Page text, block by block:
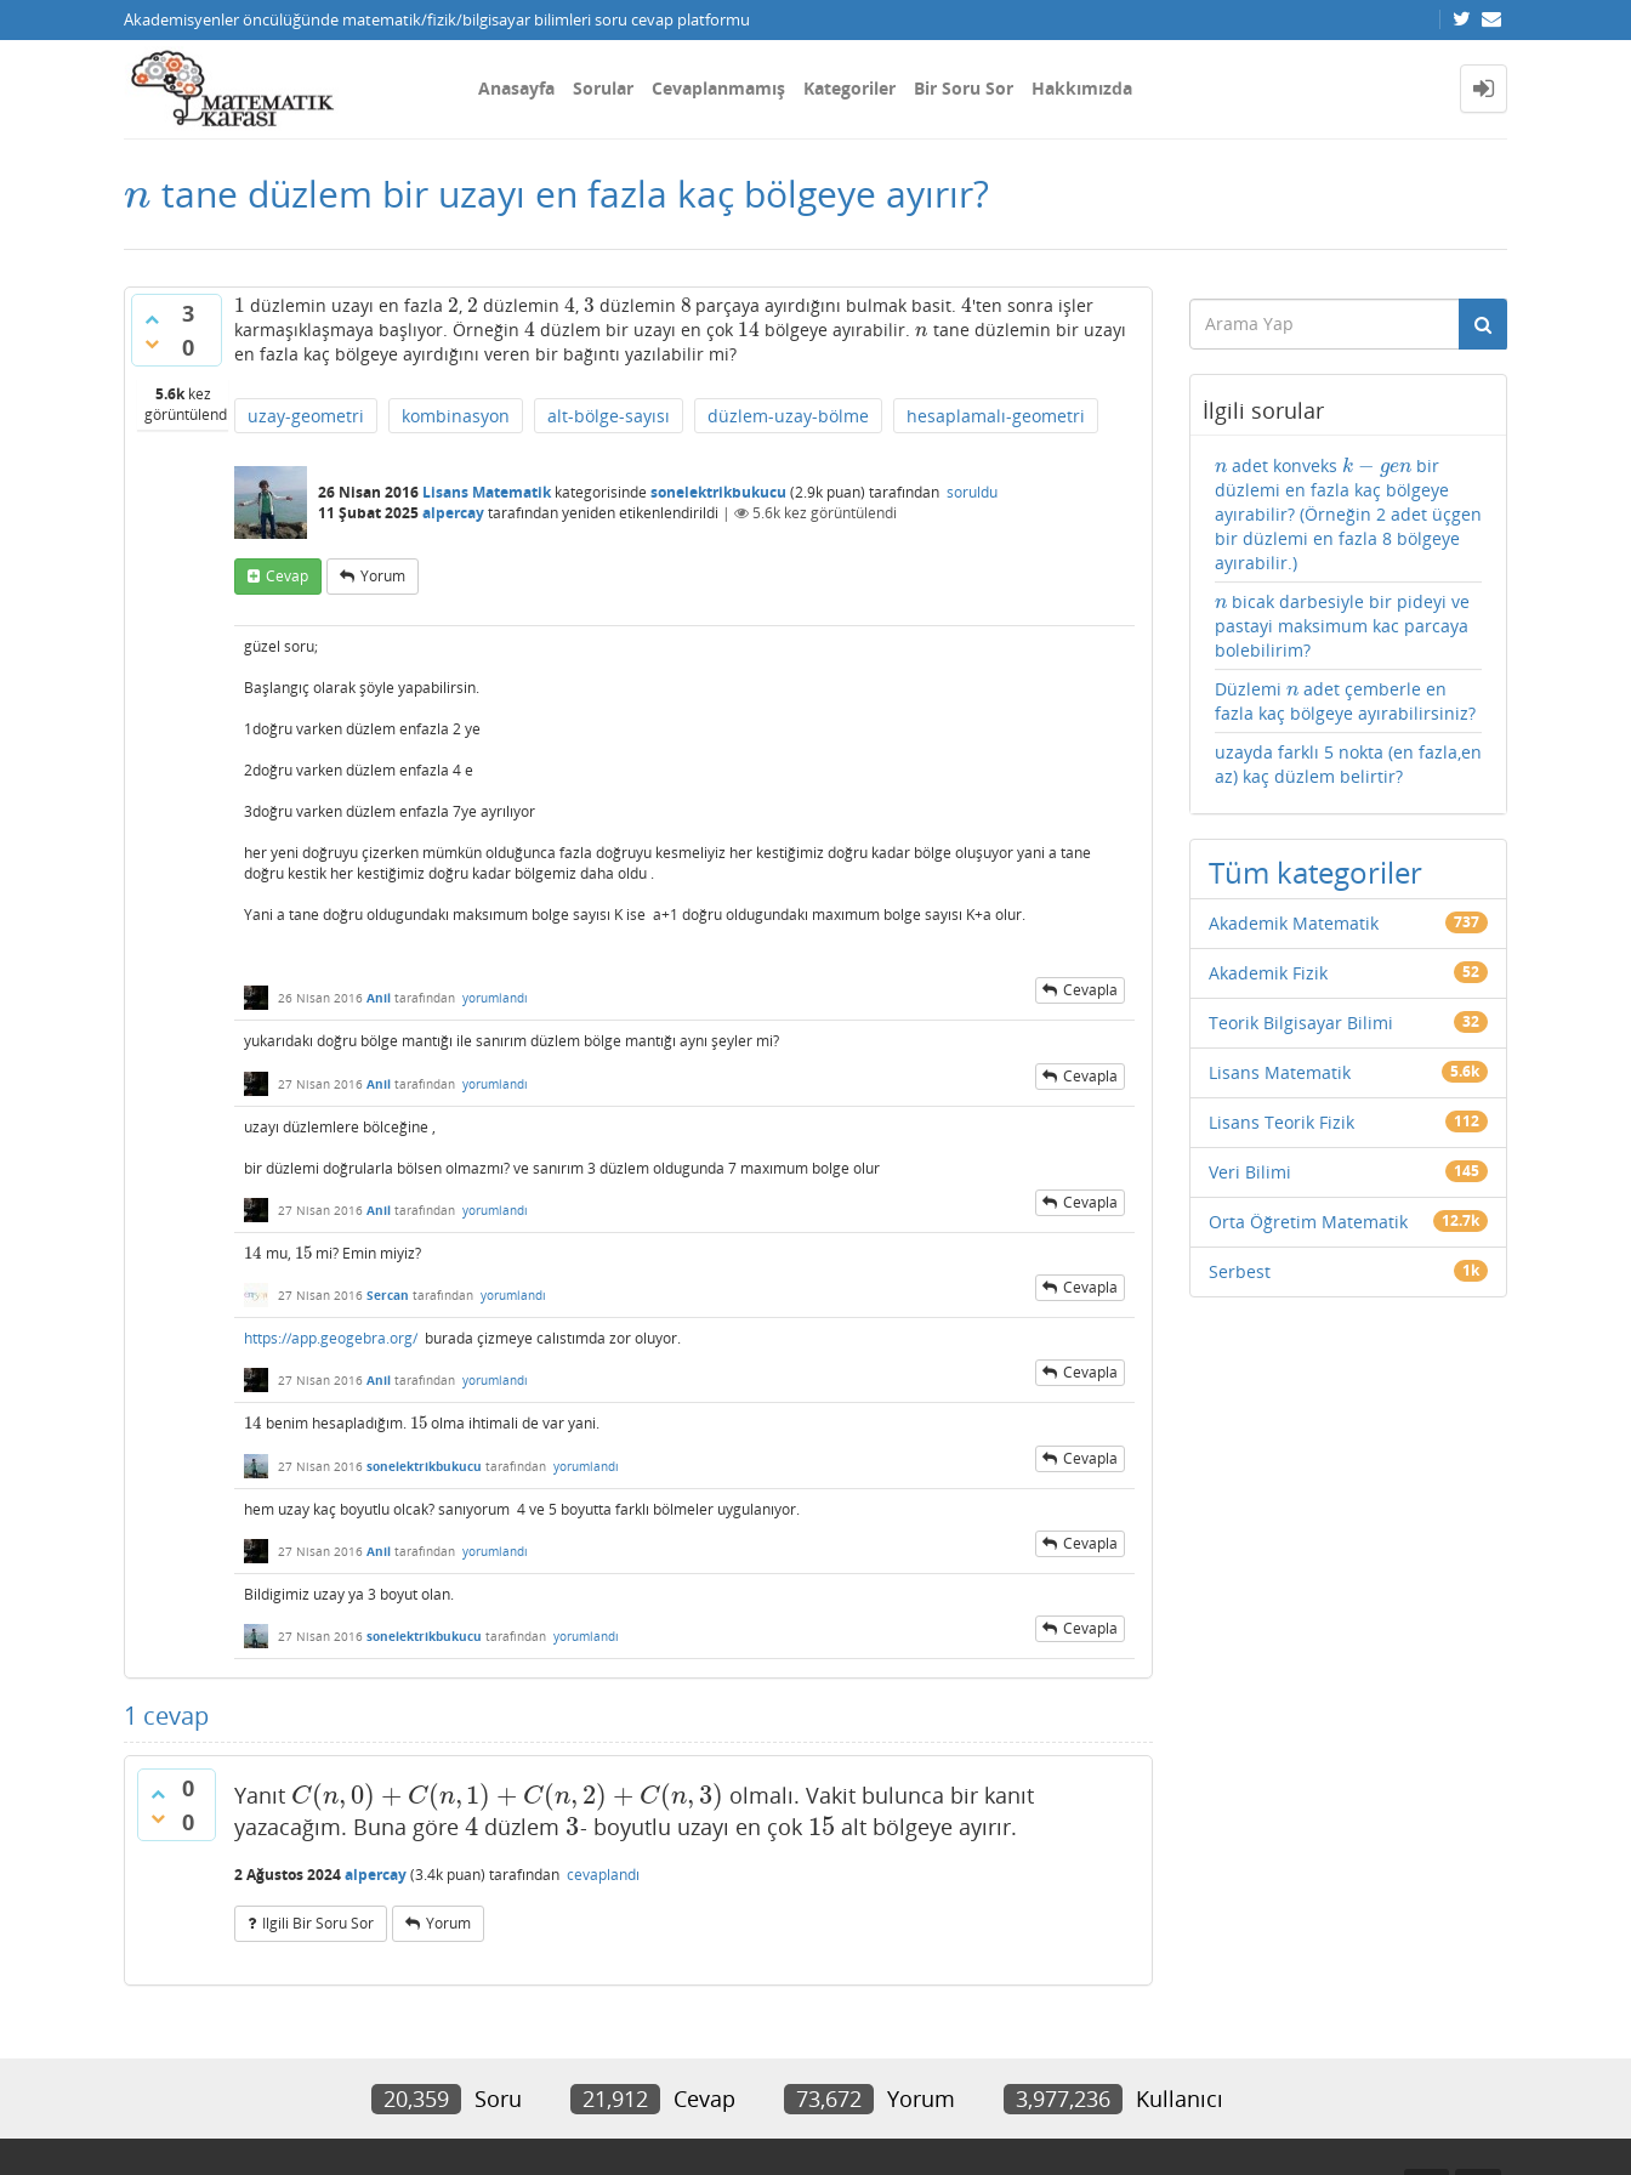
Akademisyenler öncülüğünde matematik/fizik/bilgisayar bilimleri soru cevap platformu
Anasayfa Sorular Cevaplanmamış Kategoriler Bir Soru Sor Hakkımızda
n
n tane düzlem bir uzayı en fazla kaç bölgeye ayırır?
3
0
5.6kkez
görüntülendi
1
1 düzlemin uzayı en fazla 2
2, 2
2 düzlemin 4
4, 3
3 düzlemin 8
8 parçaya ayırdığını bulmak basit.4
4'ten sonra işler
karmaşıklaşmaya başlıyor. Örneğin 4
4düzlem bir uzayı en çok 14
14 bölgeye ayırabilir.n
n tane düzlemin bir uzayı
en fazla kaç bölgeye ayırdığını veren bir bağıntı yazılabilir mi?
uzay-geometri kombinasyon alt-bölge-sayısı düzlem-uzay-bölme hesaplamalı-geometri
26 Nisan 2016 Lisans Matematikkategorisinde sonelektrikbukucu (2.9k puan) tarafından soruldu
11 Şubat 2025alpercaytarafındanyeniden etikenlendirildi | 5.6k kez görüntülendi
Cevap Yorum
güzel soru;
Başlangıç olarak şöyle yapabilirsin.
1doğru varken düzlem enfazla 2 ye
2doğru varken düzlem enfazla 4 e
3doğru varken düzlem enfazla 7ye ayrılıyor
her yeni doğruyu çizerken mümkün olduğunca fazla doğruyu kesmeliyiz her kestiğimiz doğru kadar bölge oluşuyor yani a tane
doğru kestik her kestiğimiz doğru kadar bölgemiz daha oldu .
Yani a tane doğru oldugundakı maksımum bolge sayısı K ise a+1 doğru oldugundakı maxımum bolge sayısı K+a olur.
26 Nisan 2016 Anil tarafından yorumlandı Cevapla
yukarıdakı doğru bölge mantığı ile sanırım düzlem bölge mantığı aynı şeyler mi?
27 Nisan 2016 Anil tarafından yorumlandı Cevapla
uzayı düzlemlere bölceğine ,
bir düzlemi doğrularla bölsen olmazmı? ve sanırım 3 düzlem oldugunda 7 maxımum bolge olur
27 Nisan 2016 Anil tarafından yorumlandı Cevapla
14
14 mu, 15
15 mi? Emin miyiz?
27 Nisan 2016 Sercan tarafından yorumlandı Cevapla
https://app.geogebra.org/ burada çizmeye calıstımda zor oluyor.
27 Nisan 2016 Anil tarafından yorumlandı Cevapla
14
14 benim hesapladığım. 15
15 olma ihtimali de var yani.
27 Nisan 2016 sonelektrikbukucu tarafından yorumlandı Cevapla
hem uzay kaç boyutlu olcak? sanıyorum 4 ve 5 boyutta farklı bölmeler uygulanıyor.
27 Nisan 2016 Anil tarafından yorumlandı Cevapla
Bildigimiz uzay ya 3 boyut olan.
27 Nisan 2016 sonelektrikbukucu tarafından yorumlandı Cevapla
1 cevap
0
0
Yanıt C(n,0) + C(n,1) + C(n, 2) + C(n, 3)
C(n,0) +C n,1 )+C(n, 2)+ C(n,3)
olmalı. Vakit bulunca bir kanıt
yazacağım. Buna göre 4
4 düzlem 3
3- boyutlu uzayı en çok 15
15 alt bölgeye ayırır.
2 Ağustos 2024alpercay(3.4k puan) tarafından cevaplandı
Ilgili Bir Soru Sor Yorum
İlgili sorular
n
n adet konveks k − gen
k−ge n
bir
düzlemi en fazla kaç bölgeye
ayırabilir? (Örneğin 2 adet üçgen
bir düzlemi en fazla 8 bölgeye
ayırabilir.)
n
n bicak darbesiyle bir pideyi ve
pastayi maksimum kac parcaya
bolebilirim?
Düzlemi n
n adet çemberle en
fazla kaç bölgeye ayırabilirsiniz?
uzayda farklı 5 nokta (en fazla,en
az) kaç düzlem belirtir?
Tüm kategoriler
Akademik Matematik 737
Akademik Fizik 52
Teorik Bilgisayar Bilimi 32
Lisans Matematik 5.6k
Lisans Teorik Fizik 112
Veri Bilimi 145
Orta Öğretim Matematik 12.7k
Serbest 1k
20,359 Soru 21,912 Cevap 73,672 Yorum 3,977,236 Kullanıcı